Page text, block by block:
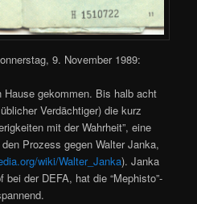
9. November 1989:
gekommen. Bis halb acht
Verdächtiger) die kurz
mit der Wahrheit”, eine
Prozess gegen Walter Janka,
wiki/Walter_Janka). Janka
der DEFA, hat die “Mephisto”-